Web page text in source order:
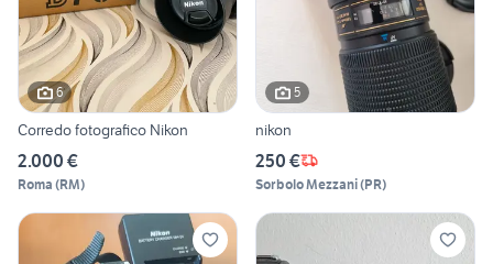
6
Corredo fotografico Nikon
2.000 €
Roma (RM)
5
nikon
250 €
Sorbolo Mezzani(PR)